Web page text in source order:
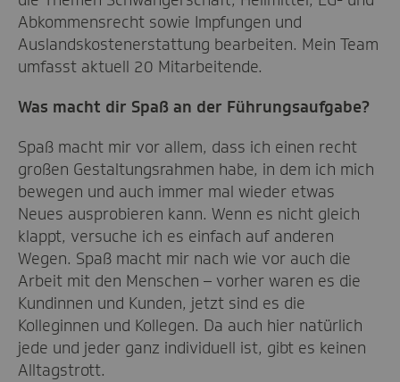
Abkommensrecht sowie Impfungen und
Auslandskostenerstattung bearbeiten. Mein Team
umfasst aktuell 20 Mitarbeitende.
Was macht dir Spaß an der Führungsaufgabe?
Spaß macht mir vor allem, dass ich einen recht
großen Gestaltungsrahmen habe, in dem ich mich
bewegen und auch immer mal wieder etwas
Neues ausprobieren kann. Wenn es nicht gleich
klappt, versuche ich es einfach auf anderen
Wegen. Spaß macht mir nach wie vor auch die
Arbeit mit den Menschen – vorher waren es die
Kundinnen und Kunden, jetzt sind es die
Kolleginnen und Kollegen. Da auch hier natürlich
jede und jeder ganz individuell ist, gibt es keinen
Alltagstrott.